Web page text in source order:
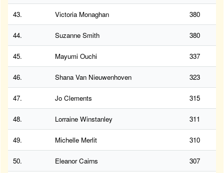
43. Victoria Monaghan 380
44. Suzanne Smith 380
45. Mayumi Ouchi 337
46. Shana Van Nieuwenhoven 323
47. Jo Clements 315
48. Lorraine Winstanley 311
49. Michelle Merlit 310
50. Eleanor Cairns 307